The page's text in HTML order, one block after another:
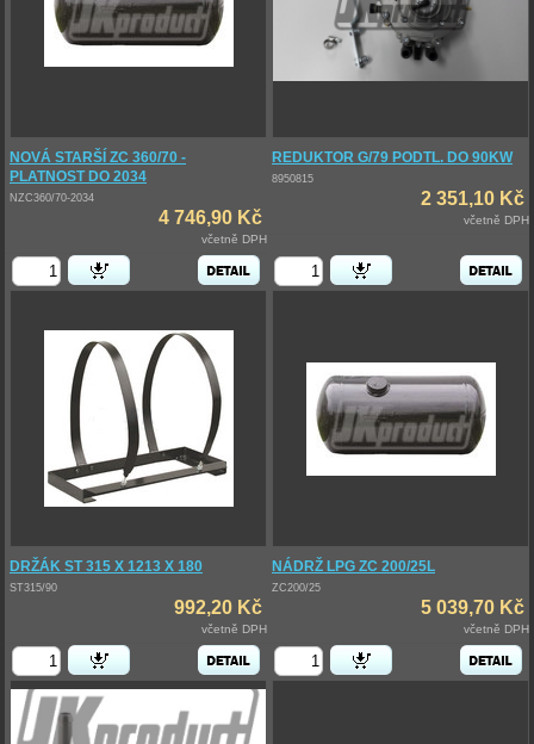
NOVÁ STARŠÍ ZC 360/70 -
PLATNOST DO 2034
NZC360/70-2034
4 746,90 Kč
včetně DPH
REDUKTOR G/79 PODTL. DO 90KW
8950815
2 351,10 Kč
včetně DPH
DRŽÁK ST 315 X 1213 X 180
ST315/90
992,20 Kč
včetně DPH
NÁDRŽ LPG ZC 200/25L
ZC200/25
5 039,70 Kč
včetně DPH